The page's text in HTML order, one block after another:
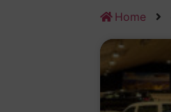
Home